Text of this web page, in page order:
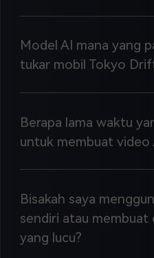
Model AI mana yang
tukar mobil Tokyo
Berapa lama waktu
untuk membuat
Bisakah saya
sendiri atau
yang lucu?